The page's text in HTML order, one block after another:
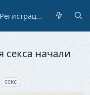
Регистрация
секса начали
секс